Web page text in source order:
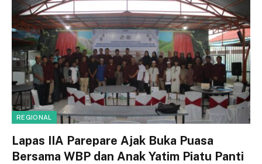
REGIONAL
Lapas IIA Parepare Ajak Buka Puasa
Bersama WBP dan Anak Yatim Piatu Panti